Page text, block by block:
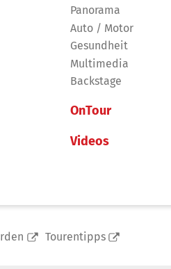
Panorama
Auto / Motor
Gesundheit
Multimedia
Backstage
OnTour
Videos
Tourentipps